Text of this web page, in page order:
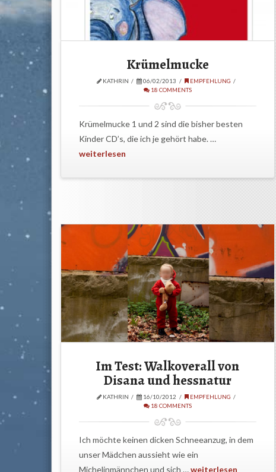
Krümelmucke
KATHRIN 06/02/2013
EMPFEHLUNG
18 COMMENTS
Krümelmucke 1 und 2 sind die bisher besten
Kinder CD’s, die ich je gehört habe. …
weiterlesen
Im Test: Walkoverall von
Disana und hessnatur
KATHRIN 16/10/2012
EMPFEHLUNG
18 COMMENTS
Ich möchte keinen dicken Schneeanzug, in dem
unser Mädchen aussieht wie ein
Michelinmännchen und sich …weiterlesen